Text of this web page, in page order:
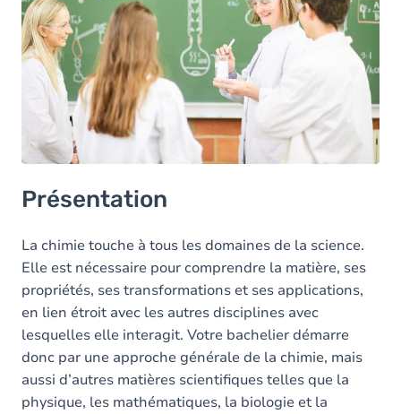
Aides à la réussite
Après le bachelier : le master
Présentation
La chimie touche à tous les domaines de la science.
Elle est nécessaire pour comprendre la matière, ses
propriétés, ses transformations et ses applications,
en lien étroit avec les autres disciplines avec
lesquelles elle interagit. Votre bachelier démarre
donc par une approche générale de la chimie, mais
aussi d’autres matières scientifiques telles que la
physique, les mathématiques, la biologie et la